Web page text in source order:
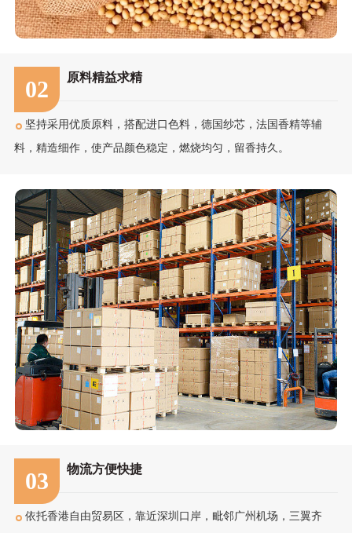
02 原料精益求精
坚持采用优质原料，搭配进口色料，德国纱芯，法国香精等辅
料，精造细作，使产品颜色稳定，燃烧均匀，留香持久。
03 物流方便快捷
依托香港自由贸易区，靠近深圳口岸，毗邻广州机场，三翼齐